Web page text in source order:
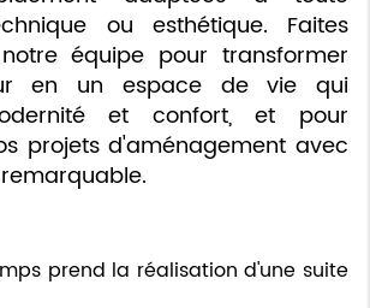
ou esthétique. Faites
équipe pour transformer
en un espace de vie qui
et confort, et pour
projets d'aménagement avec
prend la réalisation d'une suite